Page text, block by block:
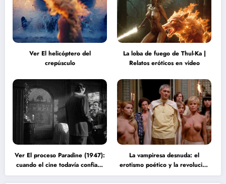
Ver El helicóptero del
crepúsculo
La loba de fuego de Thul-Ka |
Relatos eróticos en video
Ver El proceso Paradine (1947):
cuando el cine todavía confiaba
en la inteligencia del espectador
La vampiresa desnuda: el
erotismo poético y la revolución
psicodélica de Jean Rollin